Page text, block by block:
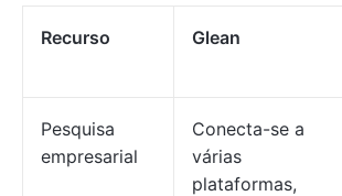
Recurso Glean
Pesquisa
empresarial
Conecta-se a
várias
plataformas,